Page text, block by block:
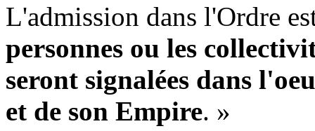
L'admission dans l'Ordre
personnes ou les
seront signalées dans
et de son Empire. »